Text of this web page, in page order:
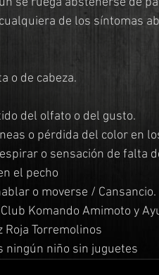
de los síntomas
o de cabeza.
del olfato o del gusto.
o pérdida del color en
o sensación de falta
el pecho
o moverse / Cansancio.
Komando Amimoto y
Roja Torremolinos
ningún niño sin juguetes